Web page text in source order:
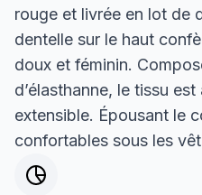
rouge et livrée en lot de
dentelle sur le haut
doux et féminin.
d’élasthanne, le tissu
extensible. Épousant le
confortables sous les